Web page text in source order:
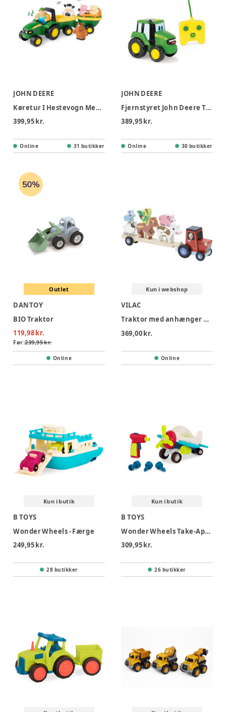
JOHN DEERE
Køretur I Hestevogn Med Dyrelyde
399,95 kr.
Online 31 butikker
JOHN DEERE
Fjernstyret John Deere Traktor
389,95 kr.
Online 30 butikker
Outlet
DANTOY
BIO Traktor
119,98 kr.
Før:239,95 kr.
Online
Kun i webshop
VILAC
Traktor med anhænger og stabledyr
369,00 kr.
Online
Kun i butik
B TOYS
Wonder Wheels - Færge
249,95 kr.
28 butikker
Kun i butik
B TOYS
Wonder Wheels Take-Apart Fly
309,95 kr.
26 butikker